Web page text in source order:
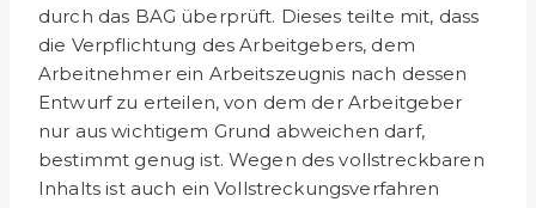
durch das BAG überprüft. Dieses teilte mit, dass
die Verpflichtung des Arbeitgebers, dem
Arbeitnehmer ein Arbeits­zeugnis nach dessen
Entwurf zu erteilen, von dem der Arbeitgeber
nur aus wichtigem Grund abweichen darf,
bestimmt genug ist. Wegen des vollstreckbaren
Inhalts ist auch ein Vollstreckungsverfahren